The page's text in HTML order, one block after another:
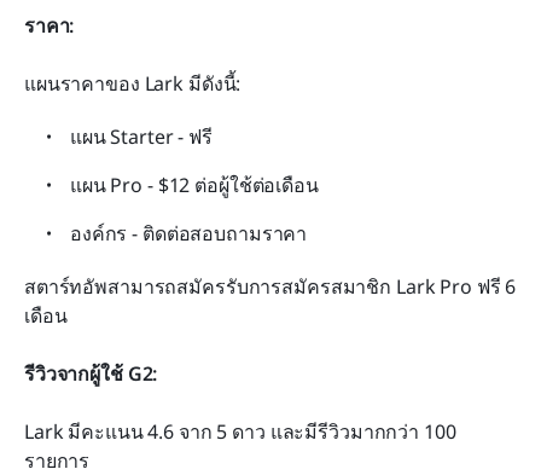
ราคา:
แผนราคาของ Lark มีดังนี้:
แผน Starter - ฟรี
แผน Pro - $12 ต่อผู้ใช้ต่อเดือน
องค์กร - ติดต่อสอบถามราคา
สตาร์ทอัพสามารถสมัครรับการสมัครสมาชิก Lark Pro ฟรี 6
เดือน
รีวิวจากผู้ใช้ G2:
Lark มีคะแนน 4.6 จาก 5 ดาว และมีรีวิวมากกว่า 100
รายการ